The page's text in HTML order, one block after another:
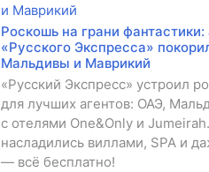
Роскошь на грани фантастики:
«Русского Экспресса»
Мальдивы и Маврикий
«Русский Экспресс» устроил
для лучших агентов: ОАЭ,
с отелями One&Only и
насладились виллами, SPA и
— всё бесплатно!